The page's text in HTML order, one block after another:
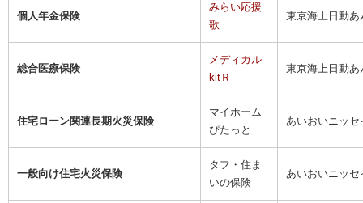
個人年金保険
みらい応援
歌
東京海上日動
総合医療保険
メディカル
kitＲ
東京海上日動
住宅ローン関連長期火災保険
マイホーム
ぴたっと
あいおいニッ
一般向け住宅火災保険
タフ・住ま
いの保険
あいおいニッ